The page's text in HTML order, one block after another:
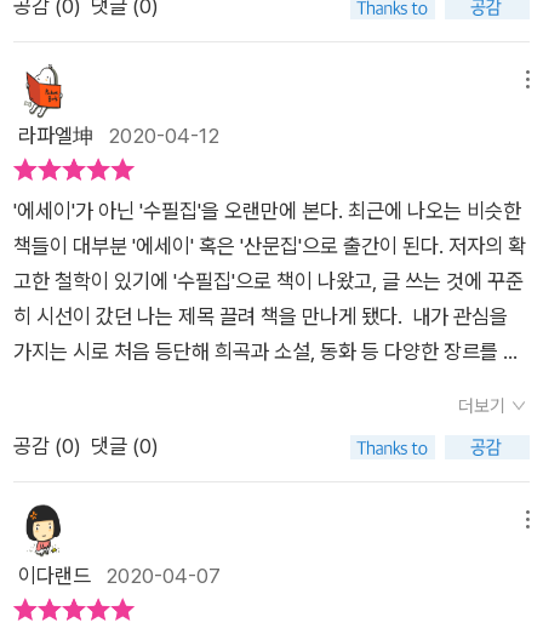
각한다.
등 한국 문학을 선두에서 이끄는 작가로 손꼽히는 박상률이 삶 속
에서 얻은 문학의 자양분과 생각을 엿볼 수 있는 수필집이다. 때
로는 무심하지만 다정하게, 때로는 우아하지만 날카롭게 펼쳐지
는 문장 문장마다 저자의 자부심과 단호한 면모를 엿볼 수 있다.
작가는 작품으로 말하는 법이라지만, 대중에게 널리 알려진 작가
일수록 작가 자신을 이야기하는 글은 언제나 환영을 받는다. 우리
가 알고 있는 작품의 창작 과정과 숨은 뒷이야기, 그리고 그 작품
을 만들어낸 작가의 삶이 궁금하기 때문이다.이 책의 어떤 글은
문학, 어떤 글은 그의 ‘페르소나’ 진돗개, 또 어떤 글은 사람들과
그가 경험한 다양한 이야기들은 자칫 평범하게 보여도 그 경험에
서 그가 이끌어낸 사유는 깊이가 있으며 단단하다. 다채로운 삶의
면면들을 ‘척’하지 않고 힘을 뺀 소탈한 어휘로, 하지만 그 속에
숨어 있는 날카로운 통찰력으로 그려낸 그의 글은 읽을수록, ‘수
필도 이런 깊이를 지닐 수 있다니!’ 하고 놀라게 될 것이다.하지만
역시 주축이 되는 것은 바로 ‘글쓰기’다. 첫 장부터 마지막 장까지
쓴다>는 왜 자신이 글을 쓰게 됐는지에 대해 '글을 쓴다는 것'으
로 이야기를 시작해 고갱이, 졸가리 같은 특이한 낱말이 담고 있
는 말의 속내에 대해 작가의 생각을 더해 해설을 달았다. '사람은
무엇으로 사는가'라는 톨스토이 단편집 제목과 같은 단락에서는
'싸가지를 생각한다'에 대해 이야기하고,별명이나 얼굴을 예로 들
하니까 사람이다'라는 단락에서는 '사람살이의 그림자' 등에 대한
이야기가 담겨 있다.이 눈 속에 어디까지 가시는 길이유?진도까
지 갑니다.아, 거시기 진도개 유명한디 말이유?예.지금도 거기 진
도개 많슈?예.- 17페이지이 책에서 재밌게 읽은 대목 중 하나는
왜 사람들은 진도에 사람도 산다는 생각은 않고 개 안부만 묻는
걸까라는 이야기였다. 글을 읽는 동안 슬며시 웃음부터 났다. 얘
기를 요약하면 작가가 아들놈이랑 서울에서 내 고향 진도까지 눈
당에 들어갔다고 한다. 밥 먹다 말고 기사들이 우리 부자의 행색
을 보고 한마디씩 하는데... 사람의 안부를 묻는 대신 진도개의 안
부만 묻더란 이야기다.그러고 보면 주변에 오지랖 넓은 사람들은
어찌나 많은지 별일 아닌 일에도 남일에 관심이 많다. 상대방의
라파엘坤 2020-04-12
'에세이'가 아닌 '수필집'을 오랜만에 본다. 최근에 나오는 비슷한
책들이 대부분 '에세이' 혹은 '산문집'으로 출간이 된다. 저자의 확
고한 철학이 있기에 '수필집'으로 책이 나왔고, 글 쓰는 것에 꾸준
히 시선이 갔던 나는 제목 끌려 책을 만나게 됐다. 내가 관심을
가지는 시로 처음 등단해 희곡과 소설, 동화 등 다양한 장르를 쓰
잘 쓰고 싶어 하는 내가 안 읽을 수 없었다. 책은 5부로 구성된다.
제목에 끌린 내게 가장 관심이 갔던 내용이 1부에 나오는 것 같았
다. 저자의 글을 읽으며 작가스럽다는 생각을 한다. 다른 말로 말
하자면 독특했다. 평범하지 않기에 다양한 장르의 글을 쓸 수 있
었던 게 아닐까? 글을 자유롭게 펼치는 저자의 글의 내용과 스타
일에 끌린다. 비단 1부의 글만 아니라 책 전부에 저자의 생각과
더보기
공감 (0) 댓글 (0)
이다랜드 2020-04-07